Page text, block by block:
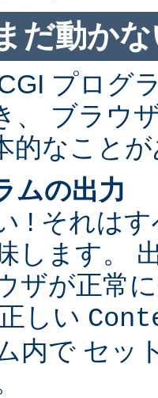
だ動か
プログ
、 ブラウ
的なこと
ムの出力
! それは
します。
ザが正常
しい
内で セッ